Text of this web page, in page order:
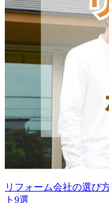
リフォーム会社の選び
ト9選